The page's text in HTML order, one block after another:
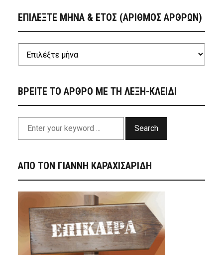
ΕΠΙΛΕΞΤΕ ΜΗΝΑ & ΕΤΟΣ (ΑΡΙΘΜΟΣ ΑΡΘΡΩΝ)
ΒΡΕΙΤΕ ΤΟ ΑΡΘΡΟ ΜΕ ΤΗ ΛΕΞΗ-ΚΛΕΙΔΙ
Search
ΑΠΟ ΤΟΝ ΓΙΑΝΝΗ ΚΑΡΑΧΙΣΑΡΙΔΗ